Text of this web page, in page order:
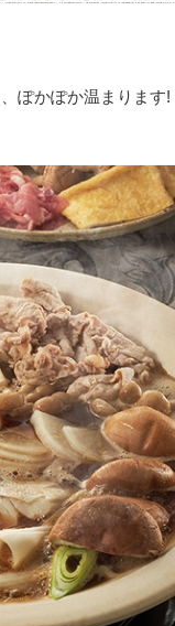
ぽかぽか温まります!